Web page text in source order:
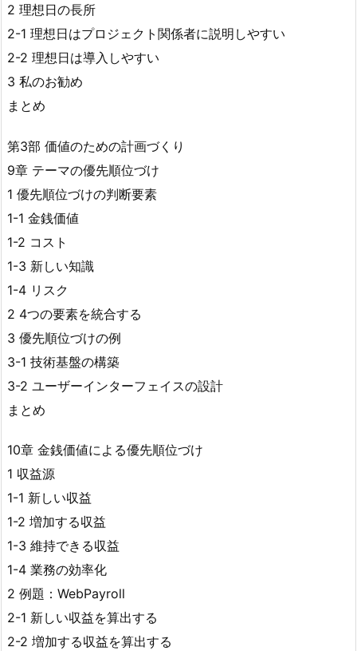
2 理想日の長所
2-1 理想日はプロジェクト関係者に説明しやすい
2-2 理想日は導入しやすい
3 私のお勧め
まとめ
第3部 価値のための計画づくり
9章 テーマの優先順位づけ
1 優先順位づけの判断要素
1-1 金銭価値
1-2 コスト
1-3 新しい知識
1-4 リスク
2 4つの要素を統合する
3 優先順位づけの例
3-1 技術基盤の構築
3-2 ユーザーインターフェイスの設計
まとめ
10章 金銭価値による優先順位づけ
1 収益源
1-1 新しい収益
1-2 増加する収益
1-3 維持できる収益
1-4 業務の効率化
2 例題：WebPayroll
2-1 新しい収益を算出する
2-2 増加する収益を算出する